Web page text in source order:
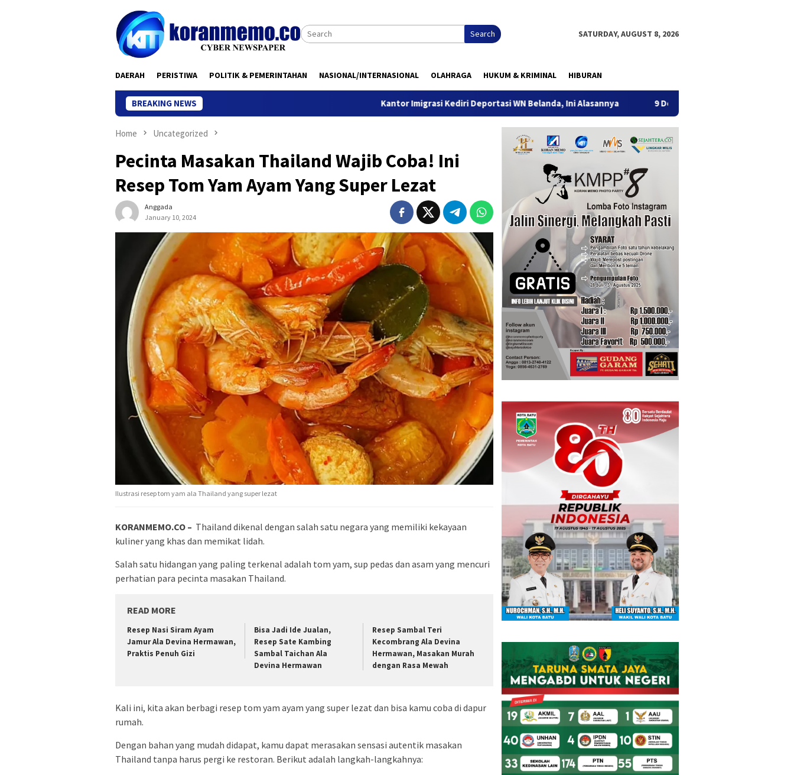
Search SATURDAY, AUGUST 8, 2026
DAERAH PERISTIWA POLITIK & PEMERINTAHAN NASIONAL/INTERNASIONAL OLAHRAGA HUKUM & KRIMINAL HIBURAN
BREAKING NEWS Kantor Imigrasi Kediri Deportasi WN Belanda, Ini Alasannya 9 Desa di 6 Kecamatan Tulungagung Alami
Home Uncategorized
Pecinta Masakan Thailand Wajib Coba! Ini
Resep Tom Yam Ayam Yang Super Lezat
Anggada
January 10, 2024
Ilustrasi resep tom yam ala Thailand yang super lezat
KORANMEMO.CO – Thailand dikenal dengan salah satu negara yang memiliki kekayaan
kuliner yang khas dan memikat lidah.
Salah satu hidangan yang paling terkenal adalah tom yam, sup pedas dan asam yang mencuri
perhatian para pecinta masakan Thailand.
READ MORE
Resep Nasi Siram Ayam
Jamur Ala Devina Hermawan,
Praktis Penuh Gizi
Bisa Jadi Ide Jualan,
Resep Sate Kambing
Sambal Taichan Ala
Devina Hermawan
Resep Sambal Teri
Kecombrang Ala Devina
Hermawan, Masakan Murah
dengan Rasa Mewah
Kali ini, kita akan berbagi resep tom yam ayam yang super lezat dan bisa kamu coba di dapur
rumah.
Dengan bahan yang mudah didapat, kamu dapat merasakan sensasi autentik masakan
Thailand tanpa harus pergi ke restoran. Berikut adalah langkah-langkahnya: